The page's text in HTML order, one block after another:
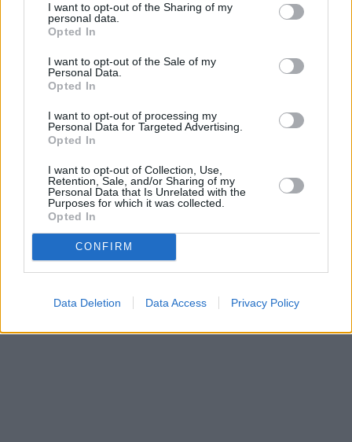
I want to opt-out of the Sharing of my
personal data.
Opted In
I want to opt-out of the Sale of my
Personal Data.
Opted In
I want to opt-out of processing my
Personal Data for Targeted Advertising.
Opted In
I want to opt-out of Collection, Use,
Retention, Sale, and/or Sharing of my
Personal Data that Is Unrelated with the
Purposes for which it was collected.
Opted In
CONFIRM
Data Deletion Data Access Privacy Policy
αποσυμφορηθεί ο Κηφισός.